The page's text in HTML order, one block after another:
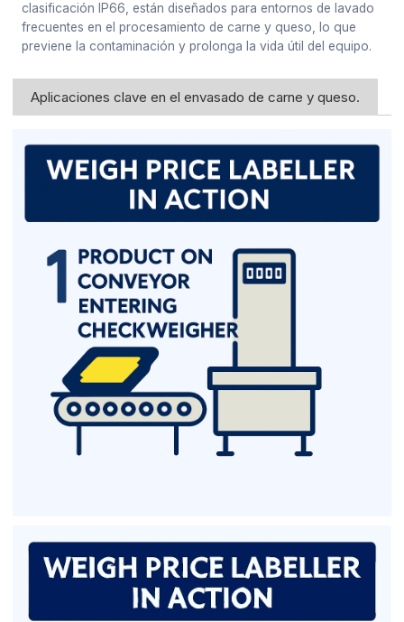
clasificación IP66, están diseñados para entornos de lavado
frecuentes en el procesamiento de carne y queso, lo que
previene la contaminación y prolonga la vida útil del equipo.
Aplicaciones clave en el envasado de carne y queso.